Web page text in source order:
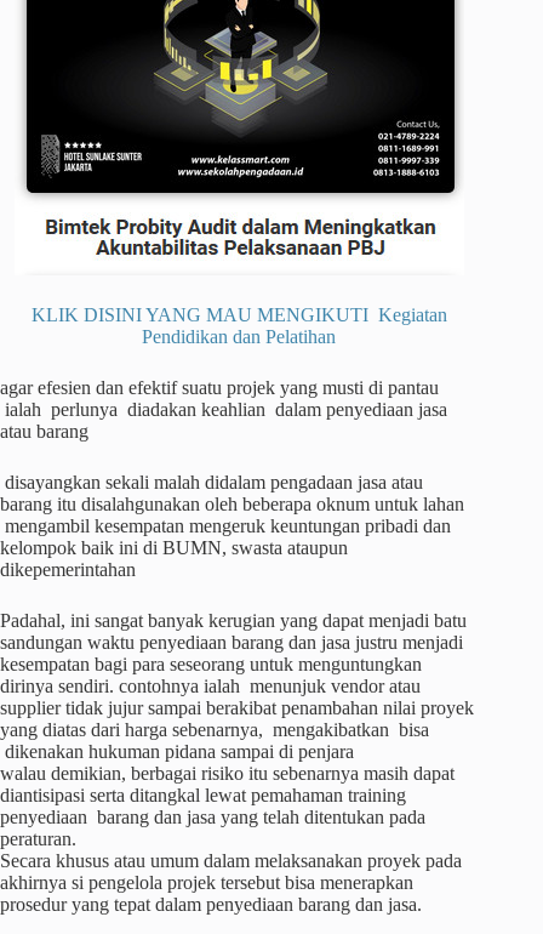
KLIK DISINI YANG MAU MENGIKUTI Kegiatan
Pendidikan dan Pelatihan
agar efesien dan efektif suatu projek yang musti di pantau
ialah perlunya diadakan keahlian dalam penyediaan jasa
atau barang
disayangkan sekali malah didalam pengadaan jasa atau
barang itu disalahgunakan oleh beberapa oknum untuk lahan
mengambil kesempatan mengeruk keuntungan pribadi dan
kelompok baik ini di BUMN, swasta ataupun
dikepemerintahan
Padahal, ini sangat banyak kerugian yang dapat menjadi batu
sandungan waktu penyediaan barang dan jasa justru menjadi
kesempatan bagi para seseorang untuk menguntungkan
dirinya sendiri. contohnya ialah menunjuk vendor atau
supplier tidak jujur sampai berakibat penambahan nilai proyek
yang diatas dari harga sebenarnya, mengakibatkan bisa
dikenakan hukuman pidana sampai di penjara
walau demikian, berbagai risiko itu sebenarnya masih dapat
diantisipasi serta ditangkal lewat pemahaman training
penyediaan barang dan jasa yang telah ditentukan pada
peraturan.
Secara khusus atau umum dalam melaksanakan proyek pada
akhirnya si pengelola projek tersebut bisa menerapkan
prosedur yang tepat dalam penyediaan barang dan jasa.